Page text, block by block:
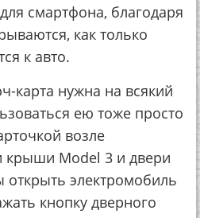
смартфона, благодаря
как только
к авто.
карта нужна на всякий
ею тоже просто
возле
крыши Model 3 и двери
электромобиль
кнопку дверного